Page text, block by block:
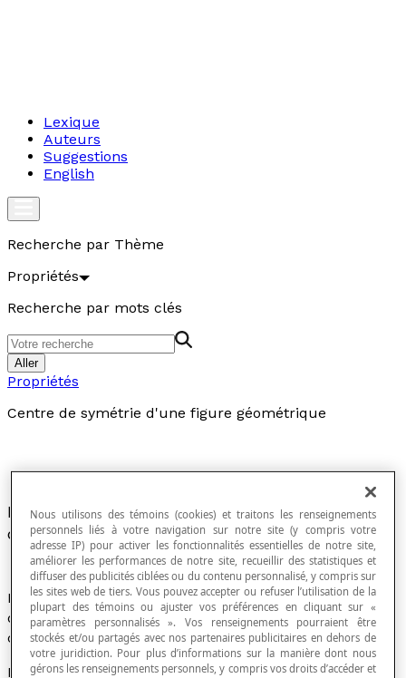
Lexique
Auteurs
Suggestions
English
Recherche par Thème
Propriétés
Recherche par mots clés
Aller
Propriétés
Centre de symétrie d'une figure géométrique
Point tel que tous les points de la figure soient
deux à deux symétriques par rapport à ce point.
Le centre de symétrie d'une figure est ainsi le centre
d'unesymétrie centrale
qui applique cette figure sur
celle-même.
Exemples
Nous utilisons des témoins (cookies) et traitons les renseignements
personnels liés à votre navigation sur notre site (y compris votre
adresse IP) pour activer les fonctionnalités essentielles de notre site,
améliorer les performances de notre site, recueillir des statistiques et
diffuser des publicités ciblées ou du contenu personnalisé, y compris sur
les sites web de tiers. Vous pouvez accepter ou refuser l’utilisation de la
plupart des témoins ou ajuster vos préférences en cliquant sur «
paramètres personnalisés ». Vos renseignements pourraient être
stockés et/ou partagés avec nos partenaires publicitaires en dehors de
votre juridiction. Pour plus d’informations sur la manière dont nous
gérons les renseignements personnels, y compris vos droits d’accéder et